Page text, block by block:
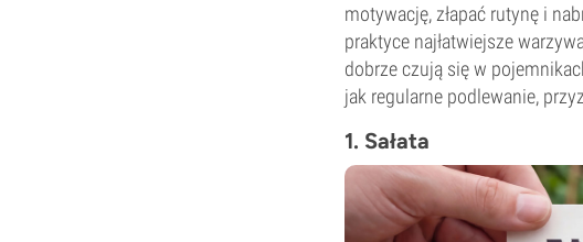
motywację, złapać rutynę i
praktyce najłatwiejsze
dobrze czują się w
jak regularne podlewanie,
1. Sałata